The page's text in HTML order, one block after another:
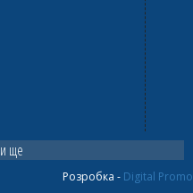
ОДЮСШ-ДЮСШ№2"
ОДЮСШ-ДЮСШ№2"
ще
Розробка - Digital Promo